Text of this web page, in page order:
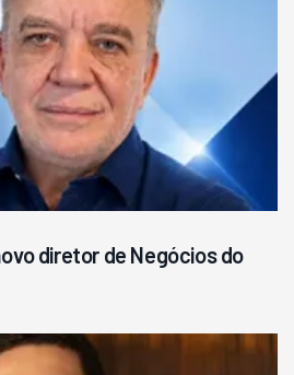
diretor de Negócios do